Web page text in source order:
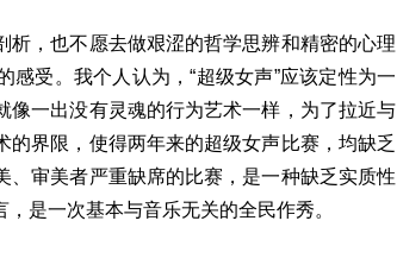
，也不愿去做艰涩的哲学思辨和精密的心理
受。我个人认为，“超级女声”应该定性为一
一出没有灵魂的行为艺术一样，为了拉近与
界限，使得两年来的超级女声比赛，均缺乏
审美者严重缺席的比赛，是一种缺乏实质性
是一次基本与音乐无关的全民作秀。